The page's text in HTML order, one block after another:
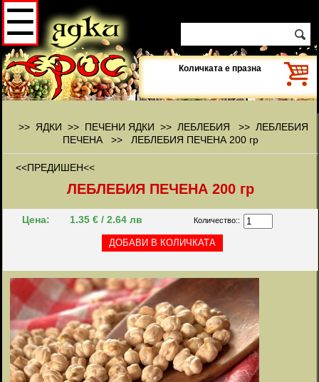
Количката е празна
☰
>> ЯДКИ >> ПЕЧЕНИ ЯДКИ >> ЛЕБЛЕБИЯ >> ЛЕБЛЕБИЯ
ПЕЧЕНА>> ЛЕБЛЕБИЯ ПЕЧЕНА 200 гр
<<ПРЕДИШЕН<<
ЛЕБЛЕБИЯ ПЕЧЕНА 200 гр
Цена: 1.35 € / 2.64 лв Количество::